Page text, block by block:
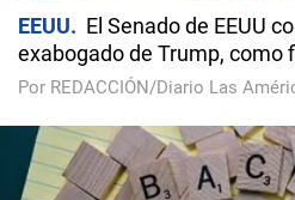
EEUU
El Senado de EEUU
exabogado de Trump, como
Por REDACCIÓN/Diario Las